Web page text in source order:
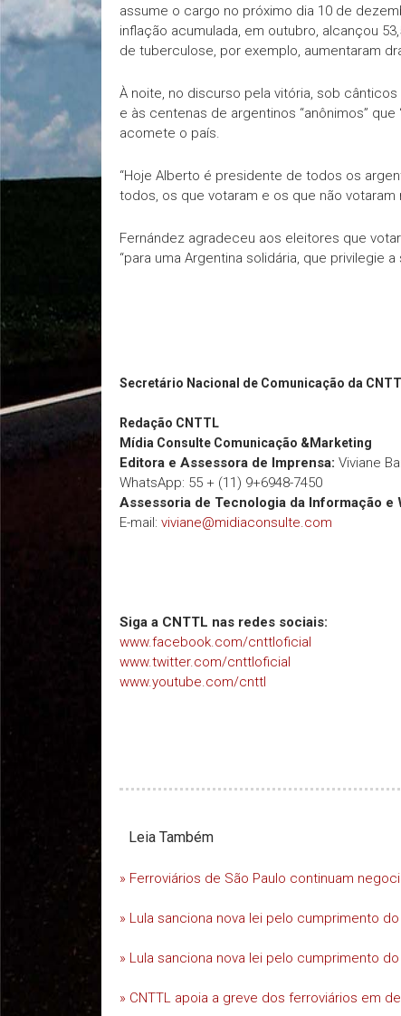
assume o cargo no próximo dia 10 de
inflação acumulada, em outubro, alcançou
de tuberculose, por exemplo, aumentaram
À noite, no discurso pela vitória, sob
e às centenas de argentinos “anônimos”
acomete o país.
“Hoje Alberto é presidente de todos os
todos, os que votaram e os que não
Fernández agradeceu aos eleitores que
“para uma Argentina solidária, que privilegie
Secretário Nacional de Comunicação da
Redação CNTTL
Mídia Consulte Comunicação &Marketing
Editora e Assessora de Imprensa: Viviane
WhatsApp: 55 + (11) 9+6948-7450
Assessoria de Tecnologia da Informação e
E-mail: viviane@midiaconsulte.com
Siga a CNTTL nas redes sociais:
www.facebook.com/cnttloficial
www.twitter.com/cnttloficial
www.youtube.com/cnttl
Leia Também
» Ferroviários de São Paulo continuam
» Lula sanciona nova lei pelo cumprimento
» Lula sanciona nova lei pelo cumprimento
» CNTTL apoia a greve dos ferroviários em